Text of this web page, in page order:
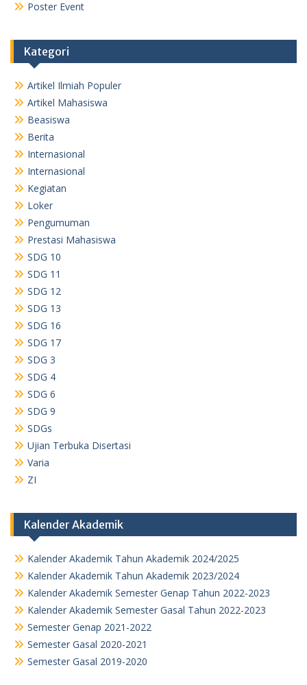
Poster Event
Kategori
Artikel Ilmiah Populer
Artikel Mahasiswa
Beasiswa
Berita
Internasional
Internasional
Kegiatan
Loker
Pengumuman
Prestasi Mahasiswa
SDG 10
SDG 11
SDG 12
SDG 13
SDG 16
SDG 17
SDG 3
SDG 4
SDG 6
SDG 9
SDGs
Ujian Terbuka Disertasi
Varia
ZI
Kalender Akademik
Kalender Akademik Tahun Akademik 2024/2025
Kalender Akademik Tahun Akademik 2023/2024
Kalender Akademik Semester Genap Tahun 2022-2023
Kalender Akademik Semester Gasal Tahun 2022-2023
Semester Genap 2021-2022
Semester Gasal 2020-2021
Semester Gasal 2019-2020